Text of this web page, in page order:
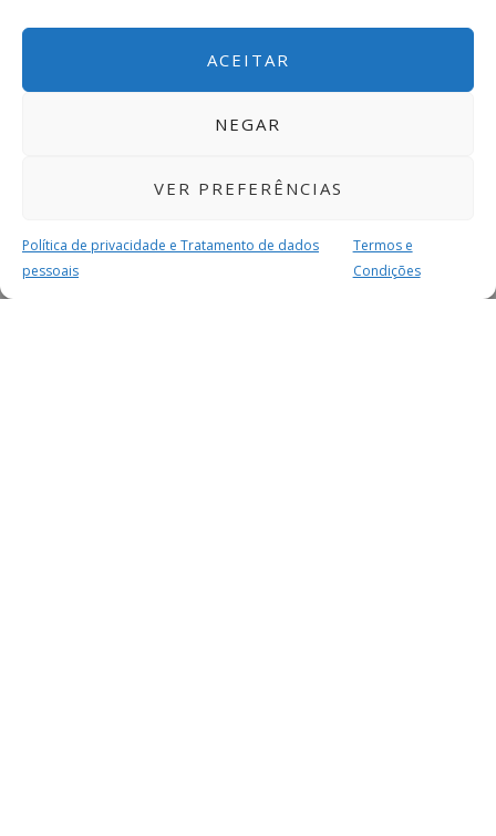
ACEITAR
NEGAR
VER PREFERÊNCIAS
Política de privacidade e Tratamento de dados
pessoais
Termos e
Condições